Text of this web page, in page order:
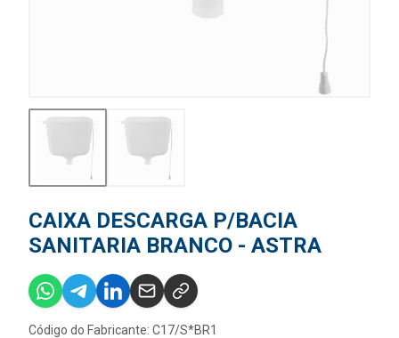
CAIXA DESCARGA P/BACIA
SANITARIA BRANCO - ASTRA
Código do Fabricante: C17/S*BR1